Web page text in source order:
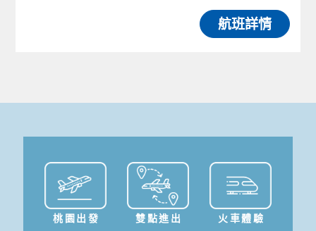
航班詳情
桃園出發 雙點進出 火車體驗